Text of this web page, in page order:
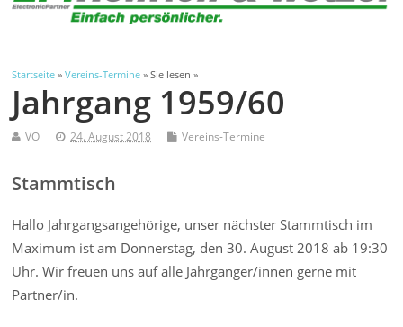
Startseite »Vereins-Termine » Sie lesen »
Jahrgang 1959/60
VO 24. August 2018 Vereins-Termine
Stammtisch
Hallo Jahrgangsangehörige, unser nächster Stammtisch im
Maximum ist am Donnerstag, den 30. August 2018 ab 19:30
Uhr. Wir freuen uns auf alle Jahrgänger/innen gerne mit
Partner/in.